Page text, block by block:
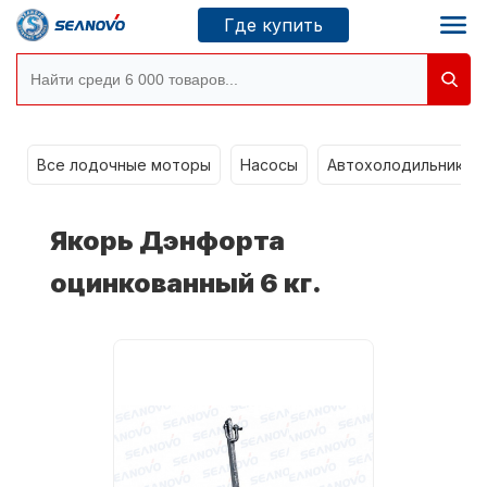
Где купить
Новосибирск
Где купить
Моторы SEANOVO
Все лодочные моторы Насосы Автохолодильники
Якорь Дэнфорта
оцинкованный 6 кг.